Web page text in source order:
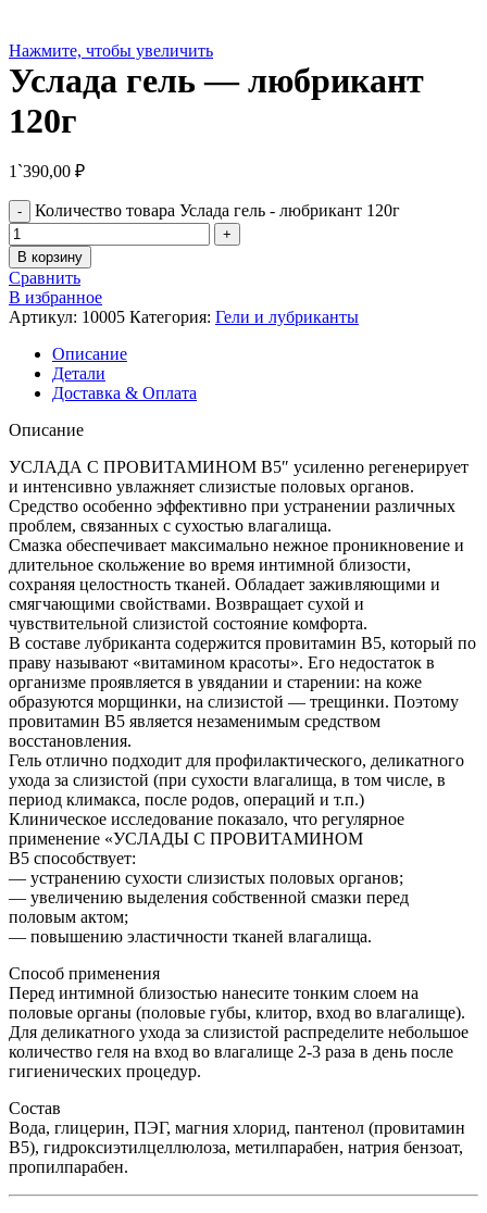
Нажмите, чтобы увеличить
Услада гель — любрикант
120г
1`390,00 ₽
Количество товара Услада гель - любрикант 120г
В корзину
Сравнить
В избранное
Артикул: 10005 Категория: Гели и лубриканты
Описание
Детали
Доставка & Оплата
Описание
УСЛАДА С ПРОВИТАМИНОМ В5″ усиленно регенерирует
и интенсивно увлажняет слизистые половых органов.
Средство особенно эффективно при устранении различных
проблем, связанных с сухостью влагалища.
Смазка обеспечивает максимально нежное проникновение и
длительное скольжение во время интимной близости,
сохраняя целостность тканей. Обладает заживляющими и
смягчающими свойствами. Возвращает сухой и
чувствительной слизистой состояние комфорта.
В составе лубриканта содержится провитамин В5, который по
праву называют «витамином красоты». Его недостаток в
организме проявляется в увядании и старении: на коже
образуются морщинки, на слизистой — трещинки. Поэтому
провитамин В5 является незаменимым средством
восстановления.
Гель отлично подходит для профилактического, деликатного
ухода за слизистой (при сухости влагалища, в том числе, в
период климакса, после родов, операций и т.п.)
Клиническое исследование показало, что регулярное
применение «УСЛАДЫ С ПРОВИТАМИНОМ
В5 способствует:
— устранению сухости слизистых половых органов;
— увеличению выделения собственной смазки перед
половым актом;
— повышению эластичности тканей влагалища.
Способ применения
Перед интимной близостью нанесите тонким слоем на
половые органы (половые губы, клитор, вход во влагалище).
Для деликатного ухода за слизистой распределите небольшое
количество геля на вход во влагалище 2-3 раза в день после
гигиенических процедур.
Состав
Вода, глицерин, ПЭГ, магния хлорид, пантенол (провитамин
В5), гидроксиэтилцеллюлоза, метилпарабен, натрия бензоат,
пропилпарабен.